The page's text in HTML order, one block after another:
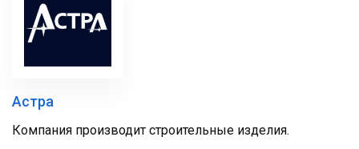
Астра
Компания производит строительные изделия.